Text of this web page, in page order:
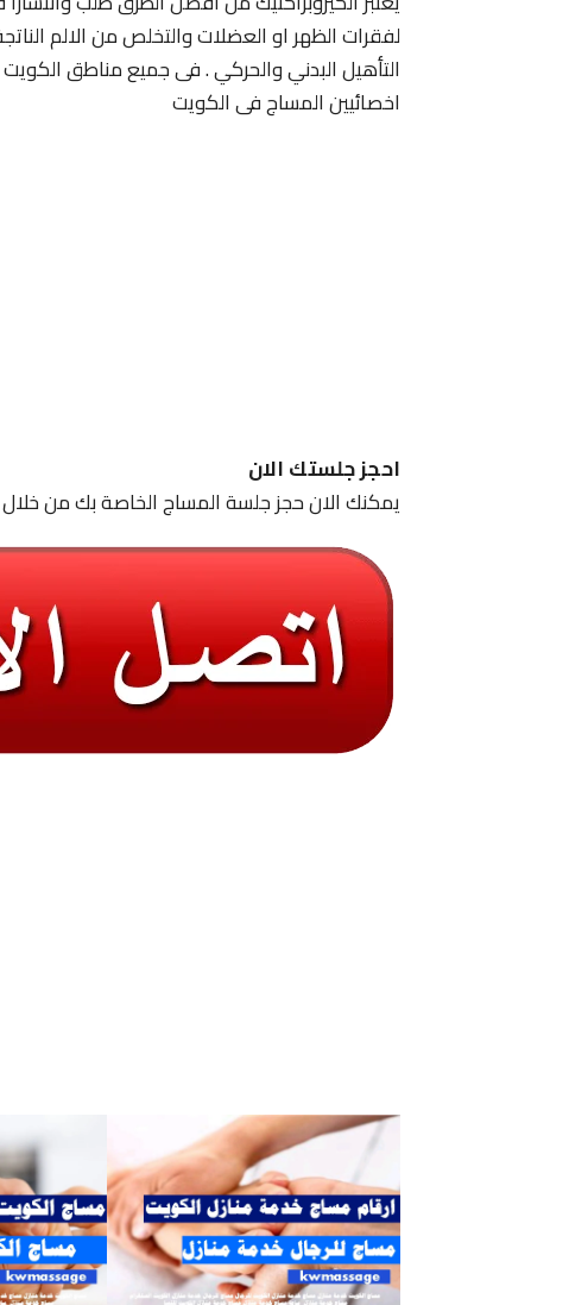
لفقرات الظهر او العضلات والتخلص من الالم
التأهيل البدني والحركي . فى جميع مناطق
اخصائيين المساج فى الكويت
احجز جلستك الان
يمكنك الان حجز جلسة المساج الخاصة بك من خلال